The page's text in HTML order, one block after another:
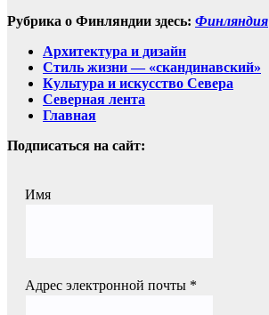
Рубрика о Финляндии здесь: Финляндия
Архитектура и дизайн
Стиль жизни — «скандинавский»
Культура и искусство Севера
Северная лента
Главная
Подписаться на сайт:
Имя
Адрес электронной почты *